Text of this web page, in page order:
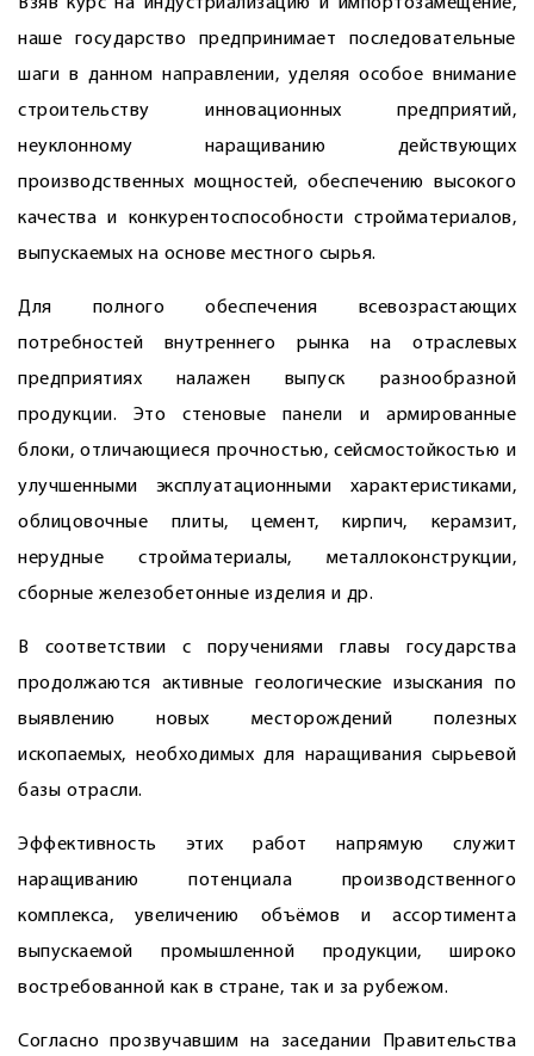
наше государство предпринимает последовательные
шаги в данном направлении, уделяя особое внимание
строительству инновационных предприятий,
неуклонному наращиванию действующих
производственных мощностей, обеспечению высокого
качества и конкурентоспособности стройматериалов,
выпускаемых на основе местного сырья.
Для полного обеспечения всевозрастающих
потребностей внутреннего рынка на отраслевых
предприятиях налажен выпуск разнообразной
продукции. Это стеновые панели и армированные
блоки, отличающиеся прочностью, сейсмостойкостью и
улучшенными эксплуатационными характеристиками,
облицовочные плиты, цемент, кирпич, керамзит,
нерудные стройматериалы, металлоконструкции,
сборные железобетонные изделия и др.
В соответствии с поручениями главы государства
продолжаются активные геологические изыскания по
выявлению новых месторождений полезных
ископаемых, необходимых для наращивания сырьевой
базы отрасли.
Эффективность этих работ напрямую служит
наращиванию потенциала производственного
комплекса, увеличению объёмов и ассортимента
выпускаемой промышленной продукции, широко
востребованной как в стране, так и за рубежом.
Согласно прозвучавшим на заседании Правительства